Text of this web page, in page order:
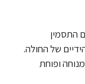
התסמין
של החולה.
ופוחת